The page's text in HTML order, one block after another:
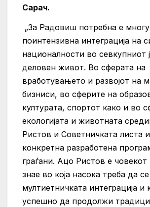
Сарач.
„За Радовиш потребна е многу
поинтензивна интеграција на
националности во севкупниот
деловен живот. Во сферата на
вработувањето и развојот на
бизниси, во сферите на
културата, спортот како и во
екологијата и животната
Ристов и Советничката листа
конкретна разработена
граѓани. Ацо Ристов е човекот
знае во која насока треба да
мултиетничката интеграција и
успешно да продолжи